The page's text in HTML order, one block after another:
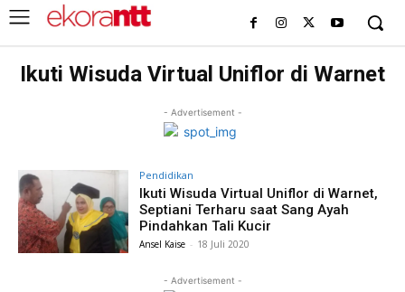
Ikuti Wisuda Virtual Uniflor di Warnet
- Advertisement -
Pendidikan
Ikuti Wisuda Virtual Uniflor di Warnet,
Septiani Terharu saat Sang Ayah
Pindahkan Tali Kucir
Ansel Kaise - 18 Juli 2020
- Advertisement -